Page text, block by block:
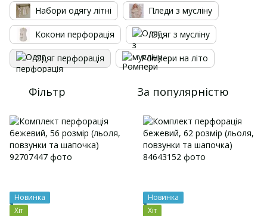
Набори одягу літні Пледи з мусліну
Кокони перфорація Одяг з мусліну
Одяг перфорація Ромпери на літо
Фільтр За популярністю
Новинка
Хіт
Новинка
Хіт